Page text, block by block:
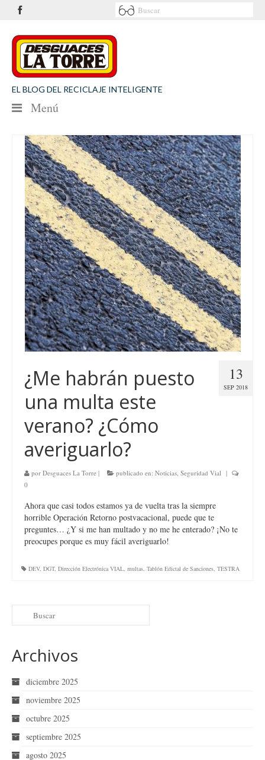
EL BLOG DEL RECICLAJE INTELIGENTE
Menú
NOTICIAS
SEGURIDAD VIAL
MEDIO AMBIENTE
PATROCINIOS
CONTACTO
Desguaces La Torre
13
SEP 2018
¿Me habrán puesto
una multa este
verano? ¿Cómo
averiguarlo?
por Desguaces La Torre | publicado en: Noticias, Seguridad Vial |
0
Ahora que casi todos estamos ya de vuelta tras la siempre
horrible Operación Retorno postvacacional, puede que te
preguntes… ¿Y si me han multado y no me he enterado? ¡No te
preocupes porque es muy fácil averiguarlo!
DEV, DGT, Dirección Electrónica VIAL, multas, Tablón Edictal de Sanciones, TESTRA
Archivos
diciembre 2025
noviembre 2025
octubre 2025
septiembre 2025
agosto 2025